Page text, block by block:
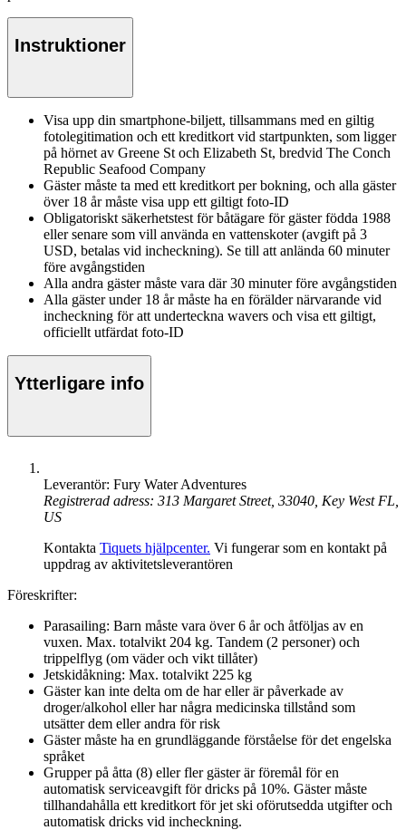
Instruktioner
Visa upp din smartphone-biljett, tillsammans med en giltig
fotolegitimation och ett kreditkort vid startpunkten, som ligger
på hörnet av Greene St och Elizabeth St, bredvid The Conch
Republic Seafood Company
Gäster måste ta med ett kreditkort per bokning, och alla gäster
över 18 år måste visa upp ett giltigt foto-ID
Obligatoriskt säkerhetstest för båtägare för gäster födda 1988
eller senare som vill använda en vattenskoter (avgift på 3
USD, betalas vid incheckning). Se till att anlända 60 minuter
före avgångstiden
Alla andra gäster måste vara där 30 minuter före avgångstiden
Alla gäster under 18 år måste ha en förälder närvarande vid
incheckning för att underteckna wavers och visa ett giltigt,
officiellt utfärdat foto-ID
Ytterligare info
Leverantör: Fury Water Adventures
Registrerad adress: 313 Margaret Street, 33040, Key West FL,
US
Kontakta Tiquets hjälpcenter. Vi fungerar som en kontakt på
uppdrag av aktivitetsleverantören
Föreskrifter:
Parasailing: Barn måste vara över 6 år och åtföljas av en
vuxen. Max. totalvikt 204 kg. Tandem (2 personer) och
trippelflyg (om väder och vikt tillåter)
Jetskidåkning: Max. totalvikt 225 kg
Gäster kan inte delta om de har eller är påverkade av
droger/alkohol eller har några medicinska tillstånd som
utsätter dem eller andra för risk
Gäster måste ha en grundläggande förståelse för det engelska
språket
Grupper på åtta (8) eller fler gäster är föremål för en
automatisk serviceavgift för dricks på 10%. Gäster måste
tillhandahålla ett kreditkort för jet ski oförutsedda utgifter och
automatisk dricks vid incheckning.